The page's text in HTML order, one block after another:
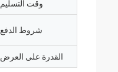
وقت التسليم
شروط الدفع
القدرة على العرض